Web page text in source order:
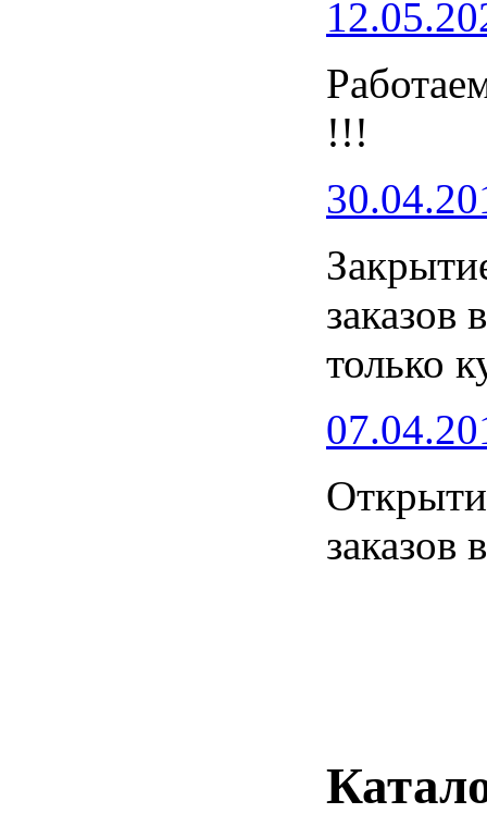
!!!
только
заказов